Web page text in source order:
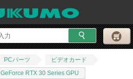
PCパーツ
ビデオカード
GeForce RTX 30 Series GPU